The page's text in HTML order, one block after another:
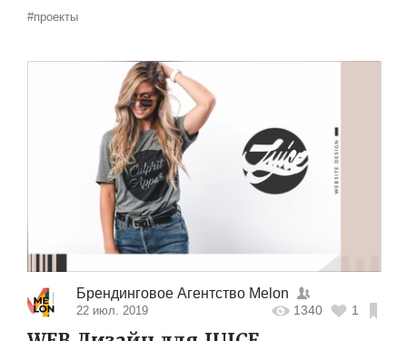
#проекты
Брендинговое Агентство Melon
22 июл. 2019 1340 1